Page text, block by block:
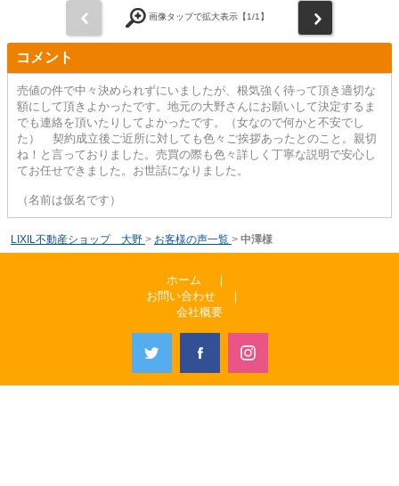
画像タップで拡大表示【1/1】
コメント
売値の件で中々決められずにいましたが、根気強く待って頂き適切な
額にして頂きよかったです。地元の大野さんにお願いして決定するま
でも連絡を頂いたりしてよかったです。（女なので何かと不安でし
た） 契約成立後ご近所に対しても色々ご挨拶あったとのこと。親切
ね！と言っておりました。売買の際も色々詳しく丁寧な説明で安心し
てお任せできました。お世話になりました。
（名前は仮名です）
LIXIL不動産ショップ 大野 > お客様の声一覧 > 中澤様
ホーム
｜
お問い合わせ
｜
会社概要